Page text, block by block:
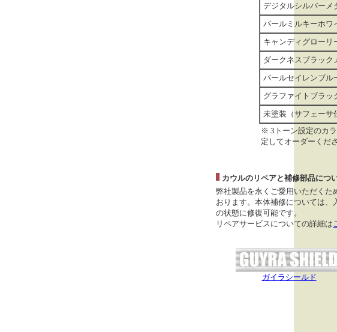
デジタルシルバーメ
パールミルキーホワ
キャンディグローリ
ダークネスブラック
パールセイレンブル
グラファイトブラッ
未塗装（サフェーサ
※ 3トーン設定のカ
定してオーダーくだ
カウルのリペアと補修部品につ
弊社製品を永くご愛用いただくた
おります。本体補修については、
の状態に修復可能です。
リペアサービスについての詳細は
ガイラシールド